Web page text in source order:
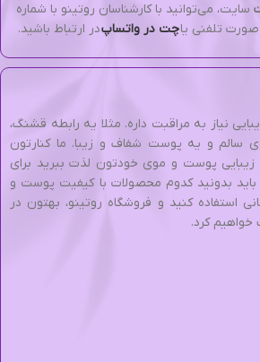
سایت، می‌توانید با کارشناسان روتینو با شماره
تلفنی یاچت در واتساپدر ارتباط باشید.
نیاز به مراقبت داره. مثلا یه رابطه قشنگ،
سالم و یه پوست شفاف و زیبا. ما کنارتون
زیبایی پوست و موی خودتون لذت ببرید برای
بدونید کدوم محصولات با کیفیت پوست و
استفاده کنید و فروشگاه روتینو، بهتون در
کرد.